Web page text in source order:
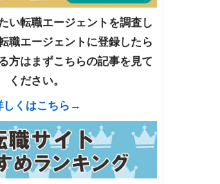
い転職エージェントを調査し
職エージェントに登録したら
方はまずこちらの記事を見て
ください。
しくはこちら→